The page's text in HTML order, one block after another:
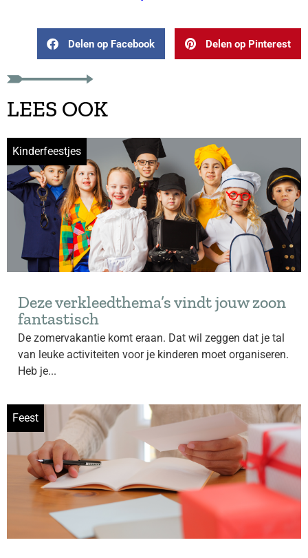
Delen op Facebook Delen op Pinterest
LEES OOK
Kinderfeestjes
Deze verkleedthema’s vindt jouw zoon
fantastisch
De zomervakantie komt eraan. Dat wil zeggen dat je tal
van leuke activiteiten voor je kinderen moet organiseren.
Heb je...
Feest